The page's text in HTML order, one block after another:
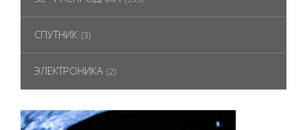
СПУТНИК (3)
ЭЛЕКТРОНИКА (2)